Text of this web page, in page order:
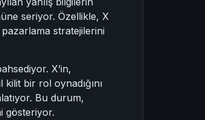
seriyor. Özellikle, X
pazarlama stratejilerini
X’in,
bir rol oynadığını
Bu durum,
gösteriyor.